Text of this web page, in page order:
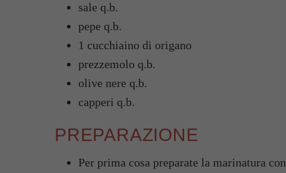
sale q.b.
pepe q.b.
1 cucchiaino di origano
prezzemolo q.b.
olive nere q.b.
capperi q.b.
PREPARAZIONE
Per prima cosa preparate la marinatura con